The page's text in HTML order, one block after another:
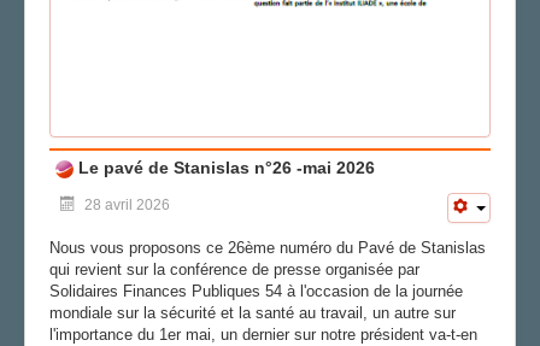
Le pavé de Stanislas n°26 -mai 2026
28 avril 2026
Nous vous proposons ce 26ème numéro du Pavé de Stanislas
qui revient sur la conférence de presse organisée par
Solidaires Finances Publiques 54 à l'occasion de la journée
mondiale sur la sécurité et la santé au travail, un autre sur
l'importance du 1er mai, un dernier sur notre président va-t-en